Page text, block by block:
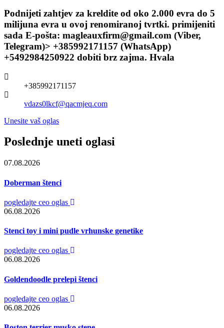
Podnijeti zahtjev za kreldite od oko 2.000 evra do 5
milijuna evra u ovoj renomiranoj tvrtki. primijeniti
sada E-pošta: magleauxfirm@gmail.com (Viber,
Telegram)> +385992171157 (WhatsApp)
+5492984250922 dobiti brz zajma. Hvala
+385992171157
vdazs0lkcf@qacmjeq.com
Unesite vaš oglas
Poslednje uneti oglasi
07.08.2026
Doberman štenci
pogledajte ceo oglas
06.08.2026
Stenci toy i mini pudle vrhunske genetike
pogledajte ceo oglas
06.08.2026
Goldendoodle prelepi štenci
pogledajte ceo oglas
06.08.2026